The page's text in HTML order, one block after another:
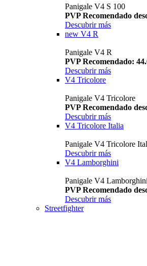
Panigale V4 S 100
PVP Recomendado
Descubrir más
new V4 R
Panigale V4 R
PVP Recomendado:
Descubrir más
V4 Tricolore
Panigale V4 Tricolore
PVP Recomendado
Descubrir más
V4 Tricolore Italia
Panigale V4 Tricolore
Descubrir más
V4 Lamborghini
Panigale V4 Lamborghini
PVP Recomendado
Descubrir más
Streetfighter